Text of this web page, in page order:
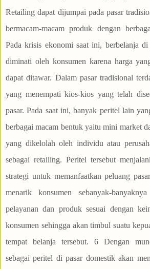
Retailing dapat dijumpai pada pasar
bermacam-macam produk dengan
Pada krisis ekonomi saat ini, berbelanja
diminati oleh konsumen karena harga
dapat ditawar. Dalam pasar tradisional
yang menempati kios-kios yang telah
pasar. Pada saat ini, banyak peritel lain
berbagai macam bentuk yaitu mini market
yang dikelolah oleh individu atau
sebagai retailing. Peritel tersebut
strategi untuk memanfaatkan peluang
menarik konsumen sebanyak-
pelayanan dan produk sesuai dengan
konsumen sehingga akan timbul suatu
tempat belanja tersebut. 6 Dengan
sebagai peritel di pasar domestik akan